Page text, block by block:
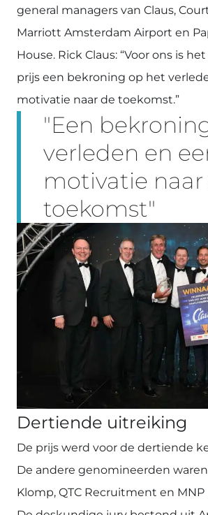
general managers van Claus,
Marriott Amsterdam Airport en
House. Rick Claus: “Voor ons is
prijs een bekroning op het
motivatie naar de toekomst.”
"Een
verleden en
motivatie naar
toekomst"
Dertiende uitreiking
De prijs werd voor de dertiende
De andere genomineerden
Klomp, QTC Recruitment en MNP